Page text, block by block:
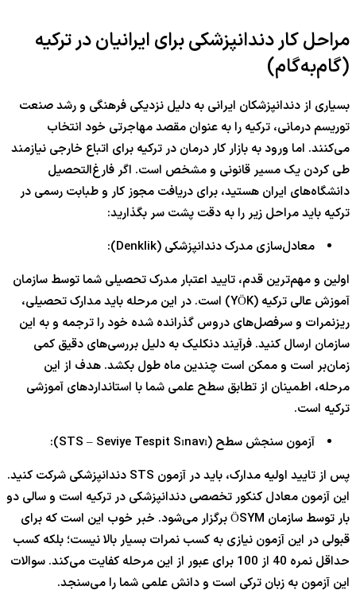
مراحل کار دندانپزشکی برای ایرانیان در ترکیه
(گام‌به‌گام)
بسیاری از دندانپزشکان ایرانی به دلیل نزدیکی فرهنگی و رشد صنعت
توریسم درمانی، ترکیه را به عنوان مقصد مهاجرتی خود انتخاب
می‌کنند. اما ورود به بازار کار درمان در ترکیه برای اتباع خارجی نیازمند
طی کردن یک مسیر قانونی و مشخص است. اگر فارغ‌التحصیل
دانشگاه‌های ایران هستید، برای دریافت مجوز کار و طبابت رسمی در
ترکیه باید مراحل زیر را به دقت پشت سر بگذارید:
معادل‌سازی مدرک دندانپزشکی (Denklik):
اولین و مهم‌ترین قدم، تایید اعتبار مدرک تحصیلی شما توسط سازمان
آموزش عالی ترکیه (YÖK) است. در این مرحله باید مدارک تحصیلی،
ریزنمرات و سرفصل‌های دروس گذرانده شده خود را ترجمه و به این
سازمان ارسال کنید. فرآیند دنکلیک به دلیل بررسی‌های دقیق کمی
زمان‌بر است و ممکن است چندین ماه طول بکشد. هدف از این
مرحله، اطمینان از تطابق سطح علمی شما با استانداردهای آموزشی
ترکیه است.
آزمون سنجش سطح (STS – Seviye Tespit Sınavı):
پس از تایید اولیه مدارک، باید در آزمون STS دندانپزشکی شرکت کنید.
این آزمون معادل کنکور تخصصی دندانپزشکی در ترکیه است و سالی دو
بار توسط سازمان ÖSYM برگزار می‌شود. خبر خوب این است که برای
قبولی در این آزمون نیازی به کسب نمرات بسیار بالا نیست؛ بلکه کسب
حداقل نمره 40 از 100 برای عبور از این مرحله کفایت می‌کند. سوالات
این آزمون به زبان ترکی است و دانش علمی شما را می‌سنجد.